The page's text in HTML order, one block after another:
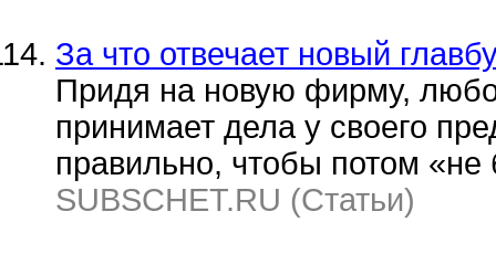
За что отвечает новый
Придя на новую фирму,
принимает дела у своего
правильно, чтобы потом
SUBSCHET.RU (Статьи)